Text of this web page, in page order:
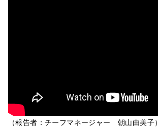
（報告者：チーフマネージャー 朝山由美子）